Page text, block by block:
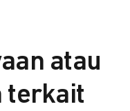
atau
terkait